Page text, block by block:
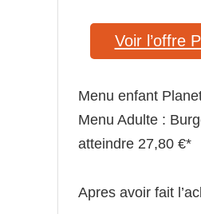
Voir l’offre
Menu enfant
Menu Adulte :
atteindre 27,80 €*
Apres avoir fait